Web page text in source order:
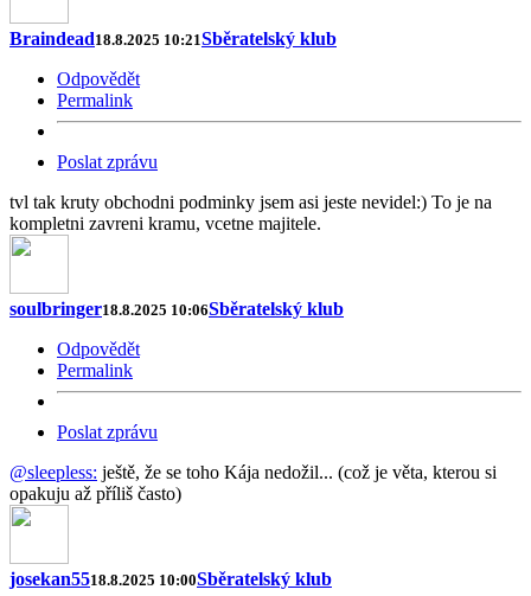
Braindead18.8.2025 10:21Sběratelský klub
Odpovědět
Permalink
Poslat zprávu
tvl tak kruty obchodni podminky jsem asi jeste nevidel:) To je na
kompletni zavreni kramu, vcetne majitele.
soulbringer18.8.2025 10:06Sběratelský klub
Odpovědět
Permalink
Poslat zprávu
@sleepless: ještě, že se toho Kája nedožil... (což je věta, kterou si
opakuju až příliš často)
josekan5518.8.2025 10:00Sběratelský klub